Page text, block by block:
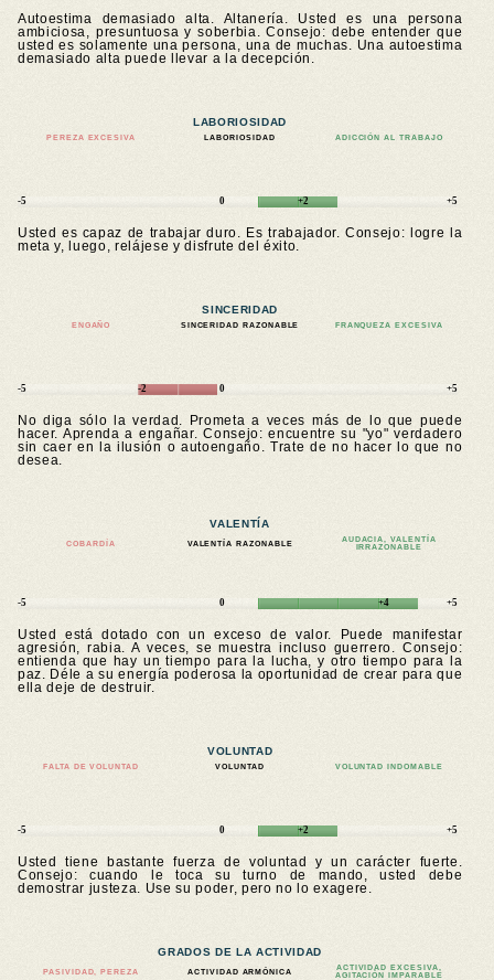
Autoestima demasiado alta. Altanería. Usted es una persona
ambiciosa, presuntuosa y soberbia. Consejo: debe entender que
usted es solamente una persona, una de muchas. Una autoestima
demasiado alta puede llevar a la decepción.
LABORIOSIDAD
PEREZA EXCESIVA LABORIOSIDAD ADICCIÓN AL TRABAJO
-5 0 +2 +5
Usted es capaz de trabajar duro. Es trabajador. Consejo: logre la
meta y, luego, relájese y disfrute del éxito.
SINCERIDAD
ENGAÑO SINCERIDAD RAZONABLE FRANQUEZA EXCESIVA
-5 -2 0 +5
No diga sólo la verdad. Prometa a veces más de lo que puede
hacer. Aprenda a engañar. Consejo: encuentre su "yo" verdadero
sin caer en la ilusión o autoengaño. Trate de no hacer lo que no
desea.
VALENTÍA
COBARDÍA VALENTÍA RAZONABLE
AUDACIA, VALENTÍA
IRRAZONABLE
-5 0 +4 +5
Usted está dotado con un exceso de valor. Puede manifestar
agresión, rabia. A veces, se muestra incluso guerrero. Consejo:
entienda que hay un tiempo para la lucha, y otro tiempo para la
paz. Déle a su energía poderosa la oportunidad de crear para que
ella deje de destruir.
VOLUNTAD
FALTA DE VOLUNTAD VOLUNTAD VOLUNTAD INDOMABLE
-5 0 +2 +5
Usted tiene bastante fuerza de voluntad y un carácter fuerte.
Consejo: cuando le toca su turno de mando, usted debe
demostrar justeza. Use su poder, pero no lo exagere.
GRADOS DE LA ACTIVIDAD
PASIVIDAD, PEREZA ACTIVIDAD ARMÓNICA
ACTIVIDAD EXCESIVA,
AGITACIÓN IMPARABLE